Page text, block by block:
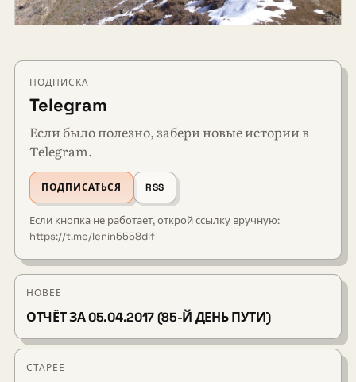
ПОДПИСКА
Telegram
Если было полезно, забери новые истории в
Telegram.
ПОДПИСАТЬСЯ RSS
Если кнопка не работает, открой ссылку вручную:
https://t.me/lenin5558dif
НОВЕЕ
ОТЧЁТ ЗА 05.04.2017 (85-Й ДЕНЬ ПУТИ)
СТАРЕЕ